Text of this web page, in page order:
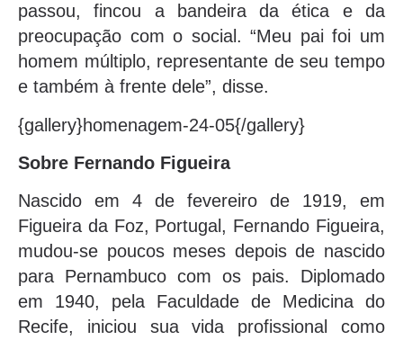
passou, fincou a bandeira da ética e da
preocupação com o social. “Meu pai foi um
homem múltiplo, representante de seu tempo
e também à frente dele”, disse.
{gallery}homenagem-24-05{/gallery}
Sobre Fernando Figueira
Nascido em 4 de fevereiro de 1919, em
Figueira da Foz, Portugal, Fernando Figueira,
mudou-se poucos meses depois de nascido
para Pernambuco com os pais. Diplomado
em 1940, pela Faculdade de Medicina do
Recife, iniciou sua vida profissional como